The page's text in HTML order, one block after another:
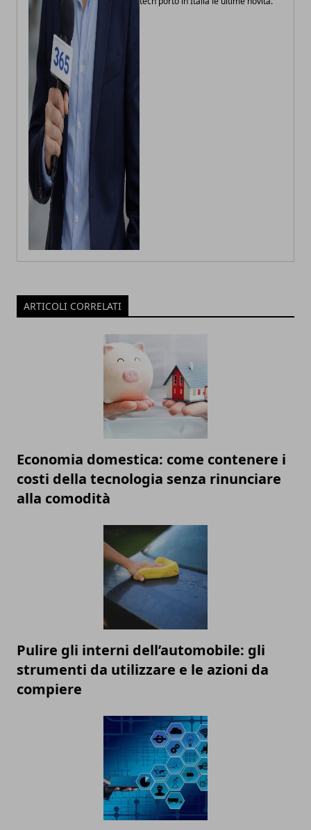
ARTICOLI CORRELATI
Economia domestica: come contenere i
costi della tecnologia senza rinunciare
alla comodità
Pulire gli interni dell’automobile: gli
strumenti da utilizzare e le azioni da
compiere